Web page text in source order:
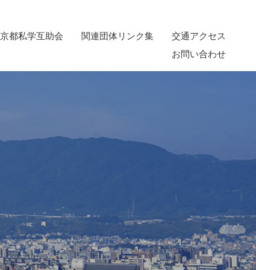
京都私学互助会 関連団体リンク集
交通アクセス
お問い合わせ